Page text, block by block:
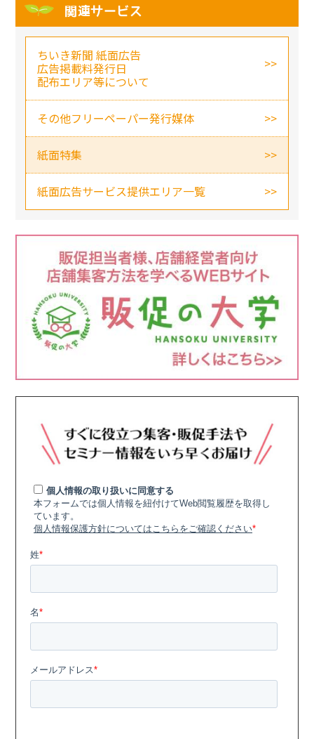
関連サービス
ちいき新聞 紙面広告
広告掲載料発行日
配布エリア等について
その他フリーペーパー発行媒体
紙面特集
紙面広告サービス提供エリア一覧